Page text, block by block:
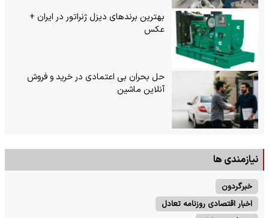
بهترین برندهای دیزل ژنراتور در ایران +
عکس
حل بحران بی‌ اعتمادی در خرید و فروش
آنلاین ماشین
نیازمندی ها
خبرگردون
اخبار اقتصادی روزنامه تعادل